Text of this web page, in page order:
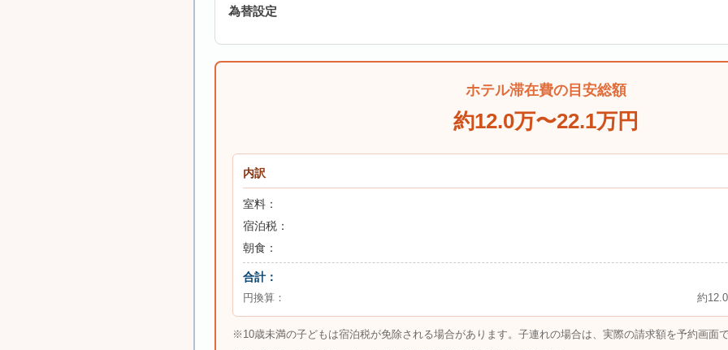
為替設定
ホテル滞在費の目安総額
約12.0万〜22.1万円
内訳
室料：
宿泊税：
朝食：
合計：
円換算： 約
※10歳未満の子どもは宿泊税が免除される場合があります。子連れの場合は、実際の請求額を予約画面